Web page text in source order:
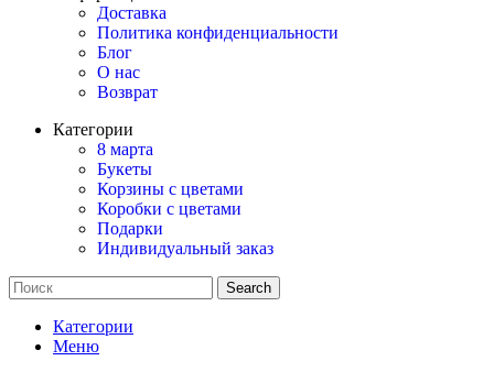
Доставка
Политика конфиденциальности
Блог
О нас
Возврат
Категории
8 марта
Букеты
Корзины с цветами
Коробки с цветами
Подарки
Индивидуальный заказ
Search
Категории
Меню